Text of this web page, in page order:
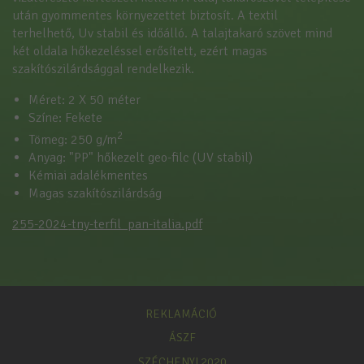
után gyommentes környezettet biztosít. A textil
terhelhető, Uv stabil és időálló. A talajtakaró szövet mind
két oldala hőkezeléssel erősített, ezért magas
szakítószilárdsággal rendelkezik.
Méret: 2 X 50 méter
Színe: Fekete
Tömeg: 250 g/m2
Anyag: "PP" hőkezelt geo-filc (UV stabil)
Kémiai adalékmentes
Magas szakítószilárdság
255-2024-tny-terfil_pan-italia.pdf
REKLAMÁCIÓ
ÁSZF